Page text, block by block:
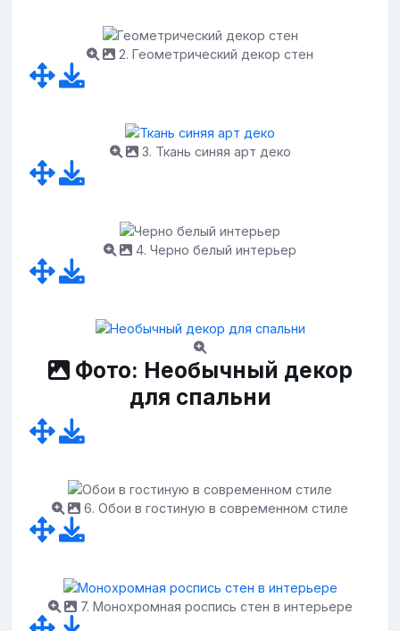
2. Геометрический декор стен
3. Ткань синяя арт деко
4. Черно белый интерьер
Фото: Необычный декор
для спальни
6. Обои в гостиную в современном стиле
7. Монохромная роспись стен в интерьере